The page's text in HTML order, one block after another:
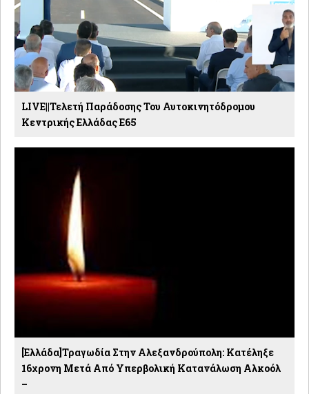
LIVE||Τελετή Παράδοσης Του Αυτοκινητόδρομου
Κεντρικής Ελλάδας Ε65
[Ελλάδα]Τραγωδία Στην Αλεξανδρούπολη: Κατέληξε
16χρονη Μετά Από Υπερβολική Κατανάλωση Αλκοόλ
–